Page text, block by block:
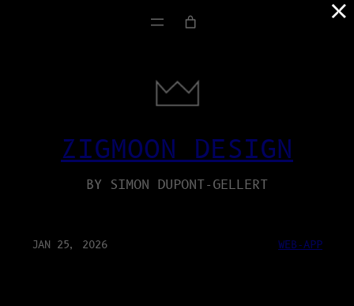
ZIGMOON DESIGN
BY SIMON DUPONT-GELLERT
JAN 25, 2026 WEB-APP
×